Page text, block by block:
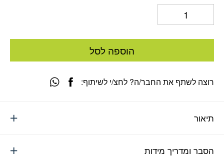
הוספה לסל
תיאור
הסבר ומדריך מידות
רוצה לשתף את החבר/ה? לחצ/י לשיתוף: